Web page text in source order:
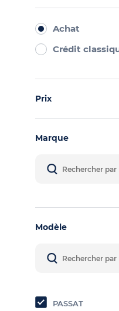
Achat
Crédit
Prix
Marque
Modèle
PASSAT